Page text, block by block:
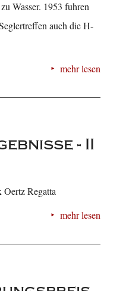
Wasser. 1953 fuhren
auch die H-
mehr lesen
- II
Regatta
mehr lesen